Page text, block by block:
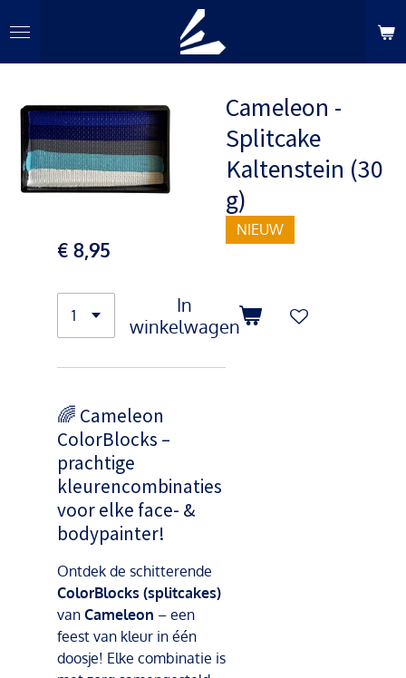
direct
naar
hoofdinhoud
Cameleon -
Splitcake
Kaltenstein (30
g)
NIEUW
€ 8,95
In
winkelwagen
🌈 Cameleon
ColorBlocks –
prachtige
kleurencombinaties
voor elke face- &
bodypainter!
Ontdek de schitterende
ColorBlocks (splitcakes)
van Cameleon – een
feest van kleur in één
doosje! Elke combinatie is